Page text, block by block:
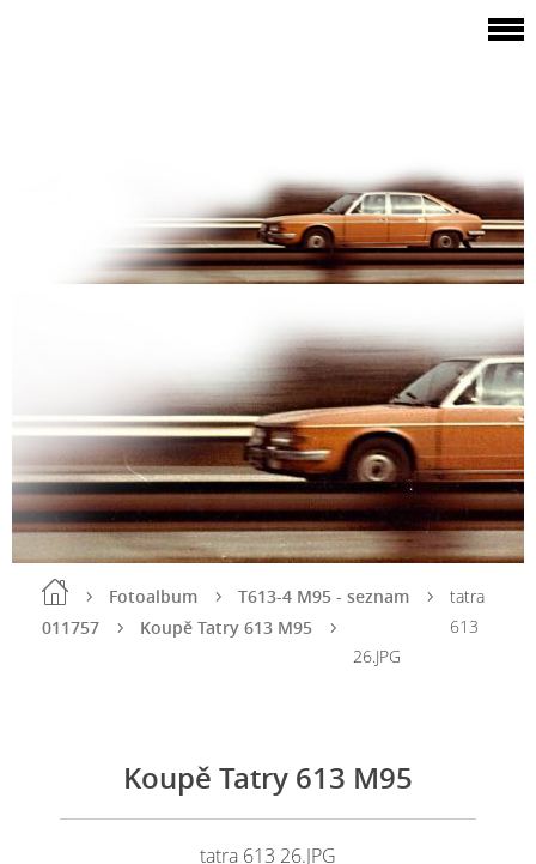
Fotoalbum
T613-4 M95 - seznam
011757
Koupě Tatry 613 M95
tatra
613
26.JPG
Koupě Tatry 613 M95
tatra 613 26.JPG